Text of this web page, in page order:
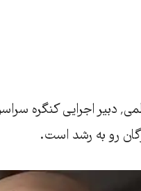
عبدالمجيد ناظمی٬ دبير
رو به رشد است.